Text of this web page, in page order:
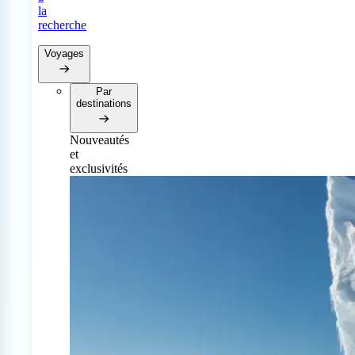
la
recherche
Voyages
Par
destinations
Nouveautés
et
exclusivités